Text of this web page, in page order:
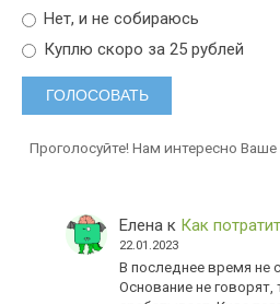
Нет, и не собираюсь
Куплю скоро за 25 рублей
Проголосуйте! Нам интересно Ваше
Елена к Как
22.01.2023
В последнее время не
Основание не говорят,